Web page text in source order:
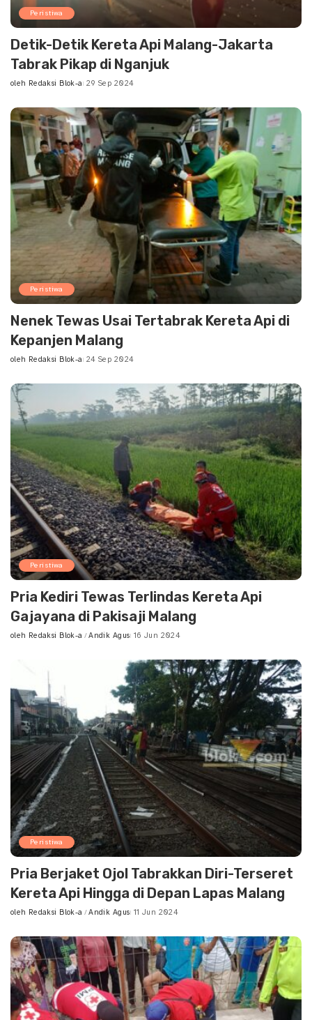
Peristiwa
Detik-Detik Kereta Api Malang-Jakarta
Tabrak Pikap di Nganjuk
Posted
oleh Redaksi Blok-a 29 Sep 2024
Peristiwa
Nenek Tewas Usai Tertabrak Kereta Api di
Kepanjen Malang
Posted
oleh Redaksi Blok-a 24 Sep 2024
Peristiwa
Pria Kediri Tewas Terlindas Kereta Api
Gajayana di Pakisaji Malang
Posted
oleh Redaksi Blok-a Andik Agus 16 Jun 2024
Peristiwa
Pria Berjaket Ojol Tabrakkan Diri-Terseret
Kereta Api Hingga di Depan Lapas Malang
Posted
oleh Redaksi Blok-a Andik Agus 11 Jun 2024